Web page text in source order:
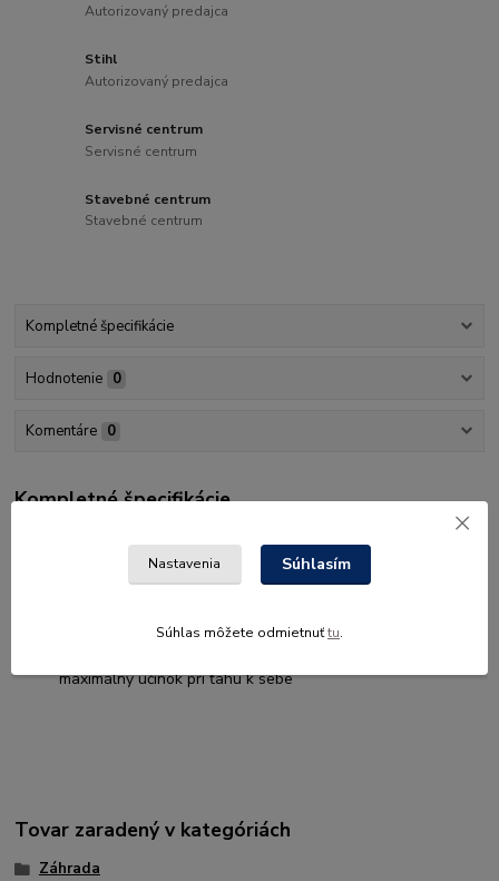
Autorizovaný predajca
Stihl
Autorizovaný predajca
Servisné centrum
Servisné centrum
Stavebné centrum
Stavebné centrum
Kompletné špecifikácie
Hodnotenie 0
Komentáre 0
Kompletné špecifikácie
Jednoducho sa nasadí na univerzálne záhradné nožnice
PowerGear™ X UPX86 a UPX82
maximálny účinok pri ťahu k sebe
Tovar zaradený v kategóriách
Záhrada
Nastavenia Súhlasím
Súhlas môžete odmietnuťtu.